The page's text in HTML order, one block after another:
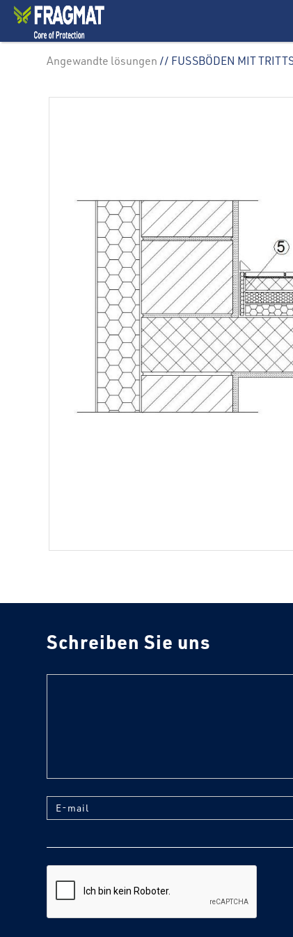
Angewandte lösungen // FUSSBÖDEN MIT
Schreiben Sie uns
E-mail